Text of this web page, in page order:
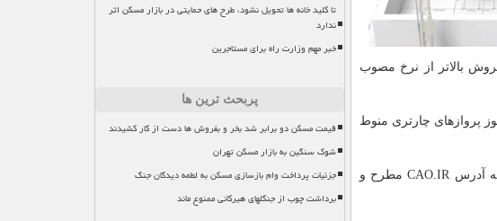
بالاتر از نرخ مصوب
پروازهای چارتری منوط
خوشخو اعلام نمود: مردم می توانند انتقادات، پیشنهادات و شکایات خودرا بوسیله پرتال سازمان هواپیمایی کشوری به آدرس CAO.IR مطرح و
تا کلید خانه ها تحویل نشود، طرح های حمایتی در بازار مسکن اثر
ندارد
خبر مهم وزارت راه برای مستاجرین
پربحث ترین ها
قیمت مسکن دو برابر شد بخر و بفروش ها دست از کار کشیدند
شوک سنگین به بازار مسکن تهران
جزئیات پرداخت وام بازسازی مسکن به لطمه دیدگان جنگ
برداشت چوب از جنگلهای هیرکانی ممنوع ماند